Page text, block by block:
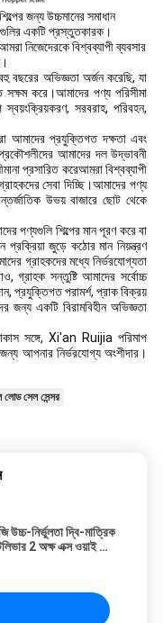
জন্য উচ্চমানের সমাধান
একটি প্রস্তুতকারক।
নিজেদেরকে বিশ্বব্যাপী ব্যবসার
বছরের অভিজ্ঞতা অর্জন করেছি, যা
সক্ষম করে।আমাদের পণ্য পরিসীমা
সরবরাহ, পরিবহন,
আমাদের প্রযুক্তিগত দক্ষতা এবং
আমাদের দল উদ্ভাবনী
প্রসারিত করেআমরা বিশ্বব্যাপী
সেবা দিচ্ছি।আমাদের পণ্য
উভয় বাজারে ছোট থেকে
পণ্যগুলি শিল্পের মান পূরণ করে বা
জুড়ে কঠোর মান নিয়ন্ত্রণ
গ্রাহকদের মধ্যে নির্ভরযোগ্যতা
গ্রাহক সন্তুষ্টি আমাদের সর্বোচ্চ
প্রযুক্তিগত পরামর্শ, প্রাক বিক্রয়
জন্য একটি বিরামবিহীন অভিজ্ঞতা
সঙ্গে, Xi'an Ruijia পরিমাপ
আপনার নির্ভরযোগ্য অংশীদার।
লোড সেল সেন্সর
নির্ভুলতা দ্বি-মাত্রিক
2 অক্ষ এক্স ওয়াই চাপ